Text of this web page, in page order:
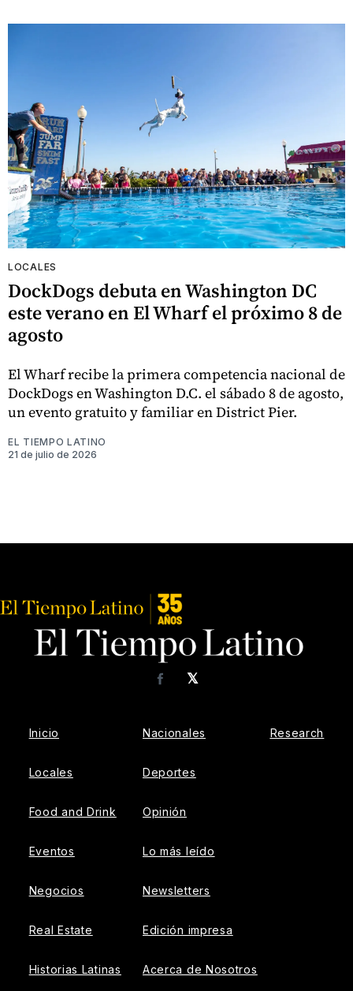
LOCALES
DockDogs debuta en Washington DC
este verano en El Wharf el próximo 8 de
agosto
El Wharf recibe la primera competencia nacional de
DockDogs en Washington D.C. el sábado 8 de agosto,
un evento gratuito y familiar en District Pier.
EL TIEMPO LATINO
21 de julio de 2026
𝕏
Facebook
Inicio
Locales
Food and Drink
Eventos
Negocios
Real Estate
Historias Latinas
Nacionales
Deportes
Opinión
Lo más leído
Newsletters
Edición impresa
Acerca de Nosotros
Research